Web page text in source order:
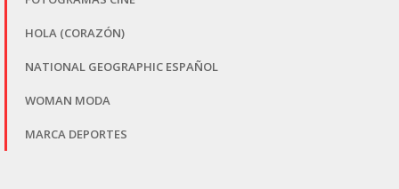
HOLA (CORAZÓN)
NATIONAL GEOGRAPHIC ESPAÑOL
WOMAN MODA
MARCA DEPORTES